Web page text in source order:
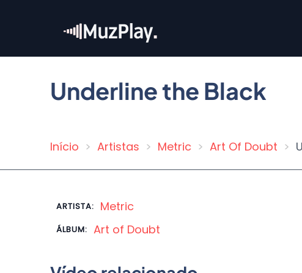
conteúdo
Underline the Black
Trilha
navegação
Início Artistas Metric Art Of Doubt
ARTISTA: Metric
ÁLBUM: Art of Doubt